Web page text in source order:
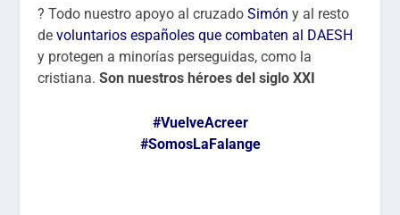
? Todo nuestro apoyo al cruzadoSimón y al resto
devoluntarios españoles que combaten al DAESH
y protegen a minorías perseguidas, como la
cristiana.Son nuestros héroes del siglo XXI
#VuelveAcreer
#SomosLaFalange